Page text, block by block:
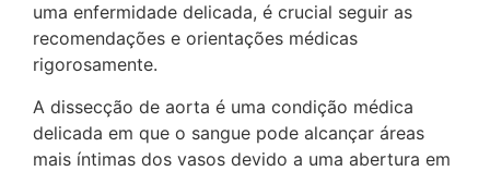
uma enfermidade delicada, é crucial seguir as
recomendações e orientações médicas
rigorosamente.
A dissecção de aorta é uma condição médica
delicada em que o sangue pode alcançar áreas
mais íntimas dos vasos devido a uma abertura em